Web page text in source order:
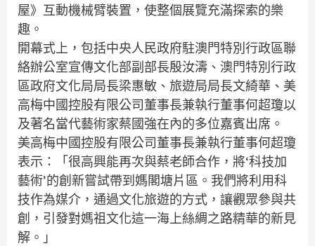
屋》互動機械臂裝置，使整個展覽充滿探索的樂
趣。
開幕式上，包括中央人民政府駐澳門特別行政區聯
絡辦公室宣傳文化部副部長殷汝濤、澳門特別行政
區政府文化局局長梁惠敏、旅遊局局長文綺華、美
高梅中國控股有限公司董事長兼執行董事何超瓊以
及著名當代藝術家蔡國強在內的多位嘉賓出席。
美高梅中國控股有限公司董事長兼執行董事何超瓊
表示：「很高興能再次與蔡老師合作，將‘科技加
藝術’的創新嘗試帶到媽閣塘片區。我們將利用科
技作為媒介，通過文化旅遊的方式，讓觀眾參與共
創，引發對媽祖文化這一海上絲綢之路精華的新見
解。」